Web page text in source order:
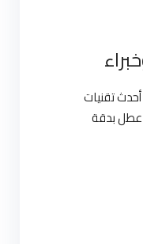
تقنيات
عطل بدقة